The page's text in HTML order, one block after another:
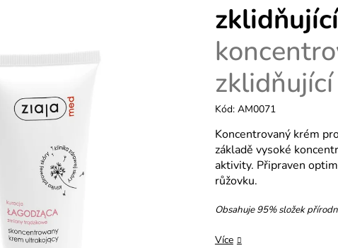
Kód: AM0071
Koncentrovaný krém
základě vysoké
aktivity. Připraven
růžovku.
Obsahuje 95% složek
Více